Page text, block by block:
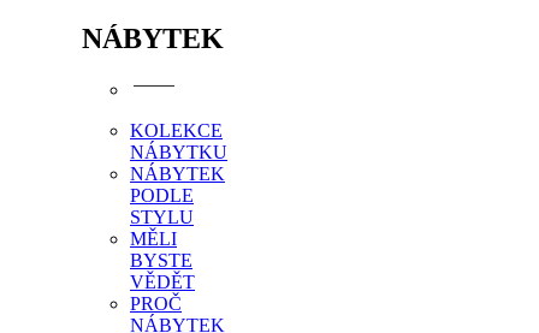
NÁBYTEK
KOLEKCE
NÁBYTKU
NÁBYTEK
PODLE
STYLU
MĚLI
BYSTE
VĚDĚT
PROČ
NÁBYTEK